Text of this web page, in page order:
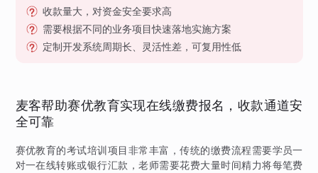
收款量大，对资金安全要求高
需要根据不同的业务项目快速落地实施方案
定制开发系统周期长、灵活性差，可复用性低
麦客帮助赛优教育实现在线缴费报名，收款通道安
全可靠
赛优教育的考试培训项目非常丰富，传统的缴费流程需要学员一
对一在线转账或银行汇款，老师需要花费大量时间精力将每笔费